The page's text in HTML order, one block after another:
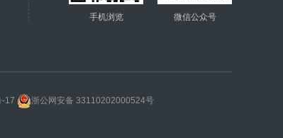
微信公众号
手机浏览
-17 浙公网安备 33110202000524号